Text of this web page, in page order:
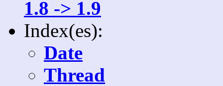
1.8 -> 1.9
Index(es):
Date
Thread